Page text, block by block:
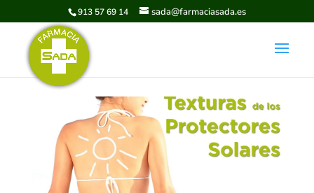
913 57 69 14 sada@farmaciasada.es